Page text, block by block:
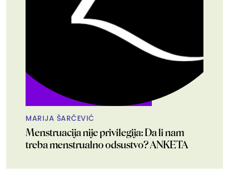
MARIJA ŠARČEVIĆ
Menstruacija nije privilegija: Da li nam
treba menstrualno odsustvo? ANKETA